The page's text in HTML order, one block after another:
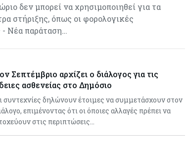
δεν μπορεί να χρησιμοποιηθεί για τα
στήριξης, όπως οι φορολογικές
- Νέα παράταση…
Σεπτέμβριο αρχίζει ο διάλογος για τις
ασθενείας στο Δημόσιο
συντεχνίες δηλώνουν έτοιμες να συμμετάσχουν στον
επιμένοντας ότι οι όποιες αλλαγές πρέπει να
στις περιπτώσεις…